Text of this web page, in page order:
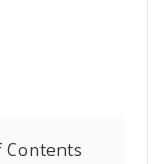
Contents